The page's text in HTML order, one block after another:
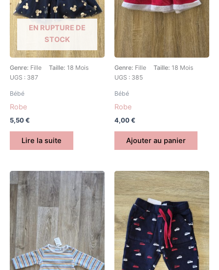
EN RUPTURE DE
STOCK
Genre: Fille Taille: 18 Mois
UGS : 387
Bébé
Robe
5,50€
Lire la suite
Genre: Fille Taille: 18 Mois
UGS : 385
Bébé
Robe
4,00€
Ajouter au panier